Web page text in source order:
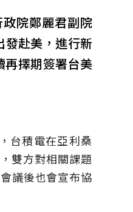
院鄭麗君副院
發赴美，進行新
擇期簽署台美
台積電在亞利桑
雙方對相關課題
議後也會宣布協